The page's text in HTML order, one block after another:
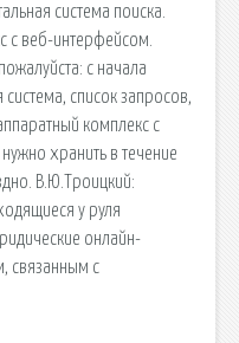
система поиска.
с веб-интерфейсом.
с начала
список запросов,
комплекс с
хранить в течение
В.Ю.Троицкий:
у руля
онлайн-
связанным с